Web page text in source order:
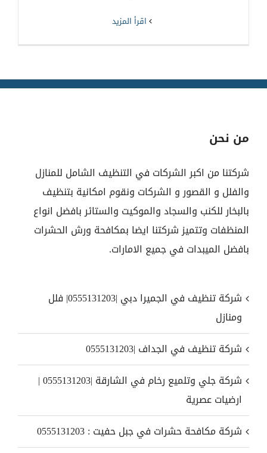
من نحن
شركتنا من اكبر الشركات في التنظيف الشامل للمنازل
والفلل و القصور و الشركات ونقوم امكانية بتنظيف
بالبخار للكنب والسجاد والموكيت والستائر بافضل انواع
المنظفات وتتميز شركتنا ايضا بمكافحة ورش الحشرات
بافضل الميبدات في جميع الامارات.
شركة تنظيف في الجميرا دبي |0555131203| فلل
ومنازل
شركة تنظيف في الجداف |0555131203
شركة جلي وتلميع رخام في الشارقة |0555131203 |
ارضيات عصرية
شركة مكافحة حشرات في جبل حفيت : 0555131203